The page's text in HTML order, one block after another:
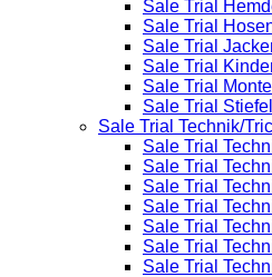
Sale Trial
Sale Trial
Sale Trial
Sale Trial
Sale Trial
Sale Trial Stiefel
Sale Trial Technik/
Sale Trial
Sale Trial
Sale Trial
Sale Trial
Sale Trial
Sale Trial
Sale Trial